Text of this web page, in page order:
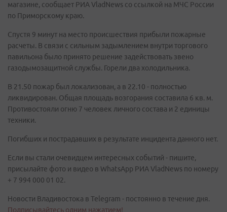
магазине, сообщает РИА VladNews со ссылкой на МЧС России
по Приморскому краю.
Спустя 9 минут на место происшествия прибыли пожарные
расчеты. В связи с сильным задымлением внутри торгового
павильона было принято решение задействовать звено
газодымозащитной службы. Горели два холодильника.
В 21.50 пожар был локализован, а в 22.10 - полностью
ликвидирован. Общая площадь возгорания составила 6 кв. м.
Противостояли огню 7 человек личного состава и 2 единицы
техники.
Погибших и пострадавших в результате инцидента данного нет.
Если вы стали очевидцем интересных событий - пишите,
присылайте фото и видео в WhatsApp РИА VladNews по номеру
+ 7 994 000 01 02.
Новости Владивостока в Telegram - постоянно в течение дня.
Подписывайтесь одним нажатием!